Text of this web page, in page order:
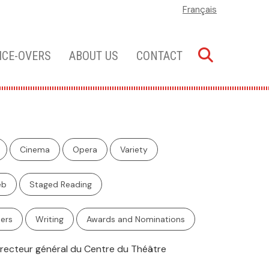
OVERS ABOUT US CONTACT
Français
Cinema Opera Variety
Staged Reading
Writing Awards and Nominations
général du Centre du Théâtre